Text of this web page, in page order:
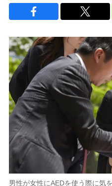
男性が女性にAEDを使う際に気